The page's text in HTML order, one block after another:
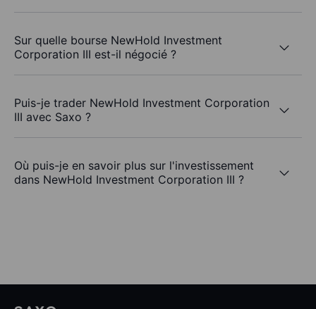
Sur quelle bourse NewHold Investment
Corporation III est-il négocié ?
Puis-je trader NewHold Investment Corporation
III avec Saxo ?
Où puis-je en savoir plus sur l'investissement
dans NewHold Investment Corporation III ?